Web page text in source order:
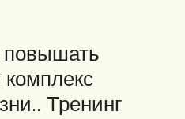
повышать
Тренинг